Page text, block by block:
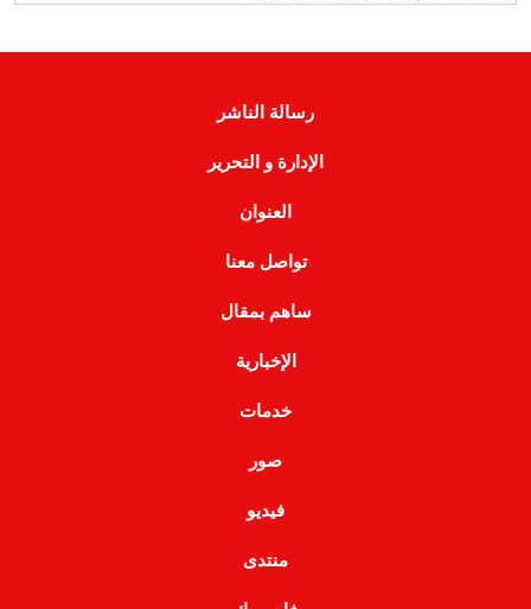
رسالة الناشر
الإدارة و التحرير
العنوان
تواصل معنا
ساهم بمقال
الإخبارية
خدمات
صور
فيديو
منتدى